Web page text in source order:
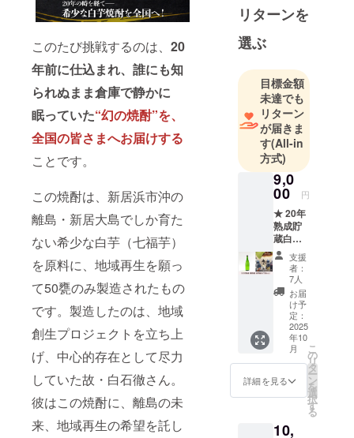
このたび挑戦するのは、 20
年前に仕込まれ、誰にも知
られぬまま倉庫で静かに
眠っていた“幻の焼酎”を、
全国の皆さまへお届けする
ことです。
この焼酎は、新居浜市沖の
離島・新居大島でしか育た
ない希少な白芋（七福芋）
を原料に、地域再生を願っ
て50甕のみ製造されたもの
です。製造したのは、地域
創生プロジェクトを立ち上
げ、中心的存在として尽力
していた故・白石徹さん。
彼はこの焼酎に、離島の未
来、地域再生の希望を託し
リターンを
選ぶ
目標金額
未達でも
リターン
が届きま
す(All-in
方式)
9,0
00 円
★ 20年
熟成貯
蔵白芋
焼酎
（720m
L量り売
り・瓶
詰め）
（送料
込み）
※以下特
典 ・20
年振り
返り年
表 ・
ミュー
ンだっ
支援
者：
7人
お届
け予
定：
2025
年10
月
詳細を見る
こ
の
リ
タ
ー
ン
を
選
択
す
る
10,